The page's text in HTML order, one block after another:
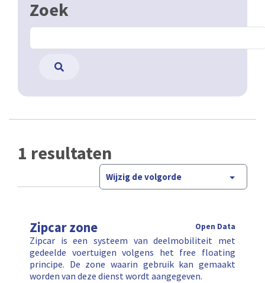
Zoek
1 resultaten
Wijzig de volgorde
Zipcar zone Open Data
Zipcar is een systeem van deelmobiliteit met
gedeelde voertuigen volgens het free floating
principe. De zone waarin gebruik kan gemaakt
worden van deze dienst wordt aangegeven.